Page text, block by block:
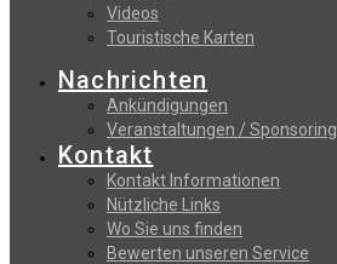
Videos
Touristische Karten
Nachrichten
Ankündigungen
Veranstaltungen / Sponsoring
Kontakt
Kontakt Informationen
Nützliche Links
Wo Sie uns finden
Bewerten unseren Service